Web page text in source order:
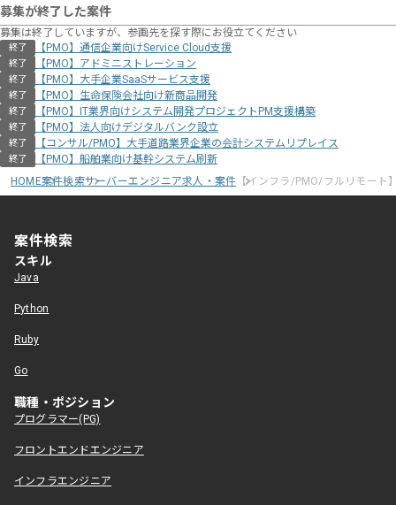
募集が終了した案件
募集は終了していますが、参画先を探す際にお役立てください
終了 【PMO】通信企業向けService Cloud支援
終了 【PMO】アドミニストレーション
終了 【PMO】大手企業SaaSサービス支援
終了 【PMO】生命保険会社向け新商品開発
終了 【PMO】IT業界向けシステム開発プロジェクトPM支援構築
終了 【PMO】法人向けデジタルバンク設立
終了 【コンサル/PMO】大手道路業界企業の会計システムリプレイス
終了
【PMO】船舶業向け基幹システム刷新
HOME案件検索サーバーエンジニア求人・案件 【インフラ/PMO/フルリモート
案件検索
スキル
Java
Python
Ruby
Go
職種・ポジション
プログラマー(PG)
フロントエンドエンジニア
インフラエンジニア